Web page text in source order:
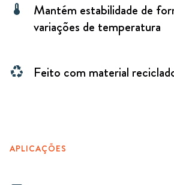
thermostat
Mantém estabilidade de
variações de temperatura
recycling Feito com material
APLICAÇÕES